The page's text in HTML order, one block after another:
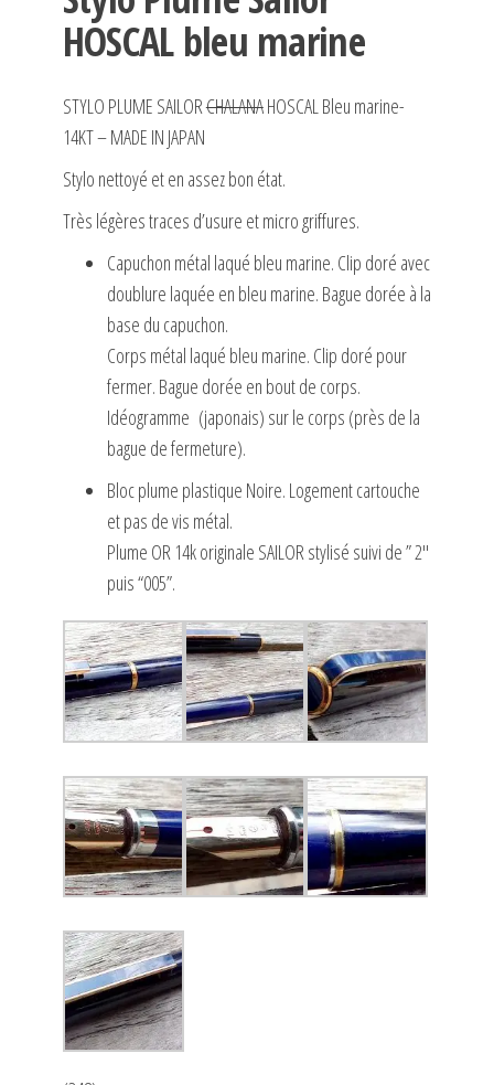
HOSCAL bleu marine
STYLO PLUME SAILORCHALANAHOSCAL Bleu marine-
14KT – MADE IN JAPAN
Stylo nettoyé et en assez bon état.
Très légères traces d’usure et micro griffures.
Capuchon métal laqué bleu marine. Clip doré avec
doublure laquée en bleu marine. Bague dorée à la
base du capuchon.
Corps métal laqué bleu marine. Clip doré pour
fermer. Bague dorée en bout de corps.
Idéogramme (japonais) sur le corps (près de la
bague de fermeture).
Bloc plume plastique Noire. Logement cartouche
et pas de vis métal.
Plume OR 14k originale SAILOR stylisé suivi de ” 2″
puis “005”.